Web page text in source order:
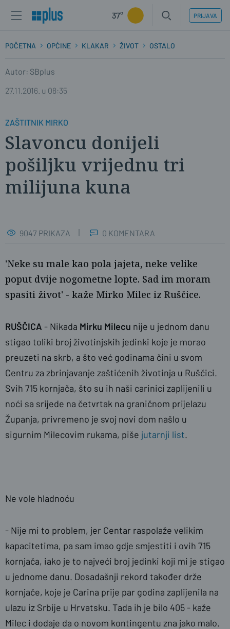
37° PRIJAVA
POČETNA OPĆINE KLAKAR ŽIVOT OSTALO
Autor: SBplus
27.11.2016. u 08:35
ZAŠTITNIK MIRKO
Slavoncu donijeli
pošiljku vrijednu tri
milijuna kuna
naslovnica SBplus
9047 PRIKAZA 0 KOMENTARA
'Neke su male kao pola jajeta, neke velike
poput dvije nogometne lopte. Sad im moram
spasiti život' - kaže Mirko Milec iz Ruščice.
RUŠČICA - Nikada Mirku Milecu nije u jednom danu
stigao toliki broj životinjskih jedinki koje je morao
preuzeti na skrb, a što već godinama čini u svom
Centru za zbrinjavanje zaštićenih životinja u Ruščici.
Svih 715 kornjača, što su ih naši carinici zaplijenili u
noći sa srijede na četvrtak na graničnom prijelazu
Županja, privremeno je svoj novi dom našlo u
sigurnim Milecovim rukama, piše jutarnji list.
Ne vole hladnoću
- Nije mi to problem, jer Centar raspolaže velikim
kapacitetima, pa sam imao gdje smjestiti i ovih 715
kornjača, iako je to najveći broj jedinki koji mi je stigao
u jednome danu. Dosadašnji rekord također drže
kornjače, koje je Carina prije par godina zaplijenila na
ulazu iz Srbije u Hrvatsku. Tada ih je bilo 405 - kaže
Milec i dodaje da o novom kontingentu zna jako malo.